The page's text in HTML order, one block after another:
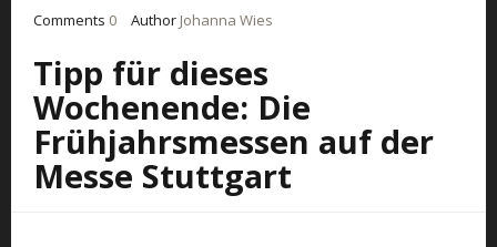
Comments 0 Author Johanna Wies
Tipp für dieses
Wochenende: Die
Frühjahrsmessen auf der
Messe Stuttgart